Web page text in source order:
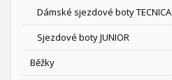
Dámské sjezdové boty TECNICA
Sjezdové boty JUNIOR
Běžky